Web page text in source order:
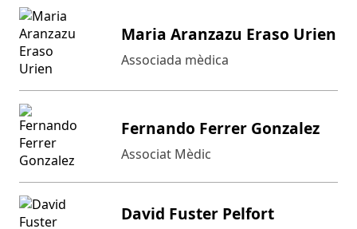
Maria Aranzazu Eraso Urien
Associada mèdica
Fernando Ferrer Gonzalez
Associat Mèdic
David Fuster Pelfort